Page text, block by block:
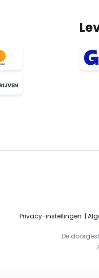
Privacy-instellingen
De